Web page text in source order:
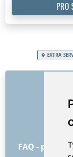
PRO
EXTRA
FAQ - pro